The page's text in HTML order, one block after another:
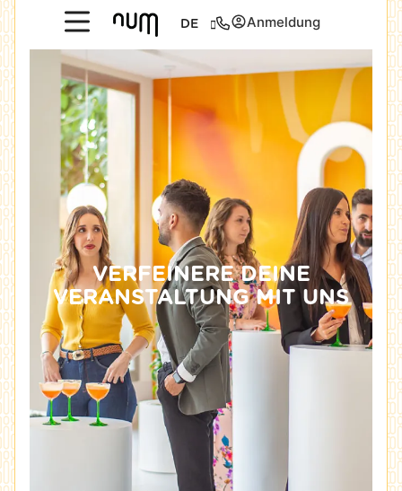
DE Anmeldung
VERFEINERE DEINE
VERANSTALTUNG MIT UNS